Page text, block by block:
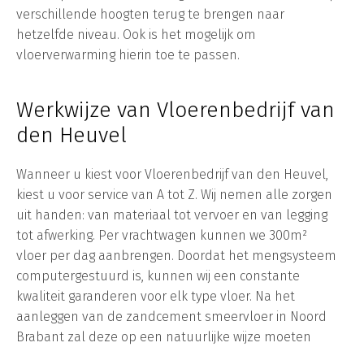
verschillende hoogten terug te brengen naar
hetzelfde niveau. Ook is het mogelijk om
vloerverwarming hierin toe te passen.
Werkwijze van Vloerenbedrijf van
den Heuvel
Wanneer u kiest voor Vloerenbedrijf van den Heuvel,
kiest u voor service van A tot Z. Wij nemen alle zorgen
uit handen: van materiaal tot vervoer en van legging
tot afwerking. Per vrachtwagen kunnen we 300m²
vloer per dag aanbrengen. Doordat het mengsysteem
computergestuurd is, kunnen wij een constante
kwaliteit garanderen voor elk type vloer. Na het
aanleggen van de zandcement smeervloer in Noord
Brabant zal deze op een natuurlijke wijze moeten